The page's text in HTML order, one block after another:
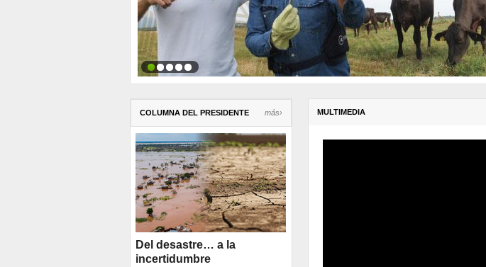
COLUMNA DEL PRESIDENTE más›
Del desastre… a la
incertidumbre
MULTIMEDIA